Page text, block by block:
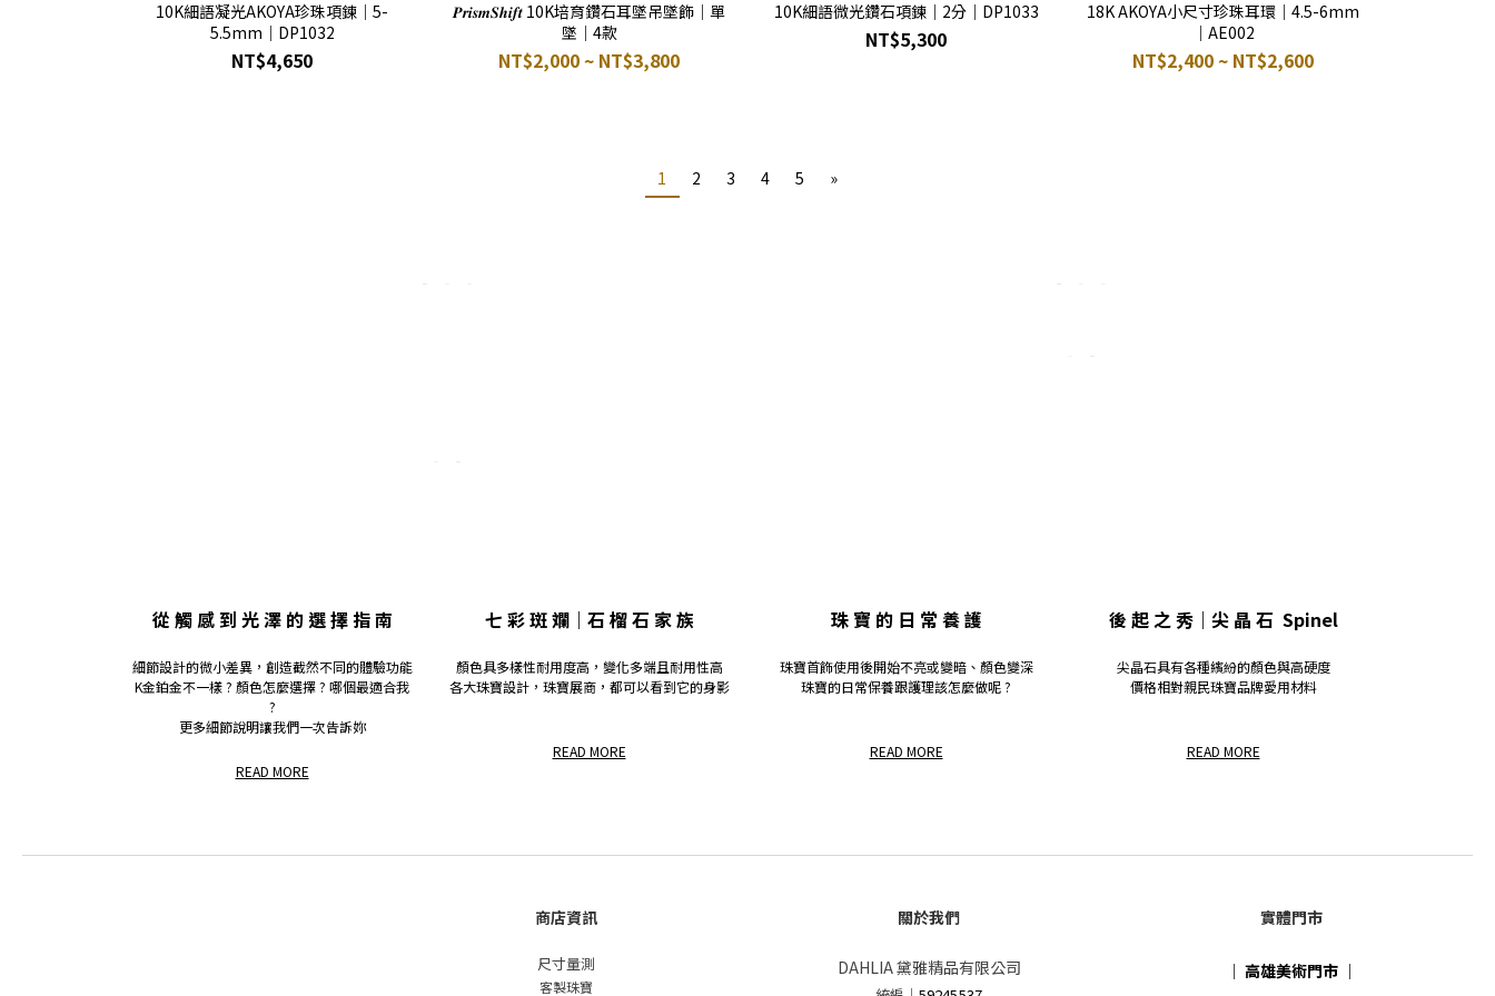
10K細語凝光AKOYA珍珠項鍊｜5-
5.5mm｜DP1032
NT$4,650
𝑷𝒓𝒊𝒔𝒎𝑺𝒉𝒊𝒇𝒕 10K培育鑽石耳墜吊墜飾｜單
墜｜4款
NT$2,000 ~ NT$3,800
10K細語微光鑽石項鍊｜2分｜DP1033
NT$5,300
18K AKOYA小尺寸珍珠耳環｜4.5-6mm
｜AE002
NT$2,400 ~ NT$2,600
1 2 3 4 5 »
從 觸 感 到 光 澤 的 選 擇 指 南
細節設計的微小差異，創造截然不同的體驗功能
K金鉑金不一樣 ? 顏色怎麼選擇 ? 哪個最適合我
?
更多細節說明讓我們一次告訴妳
READ MORE
七 彩 斑 斕｜石 榴 石 家 族
顏色具多樣性耐用度高，變化多端且耐用性高
各大珠寶設計，珠寶展商，都可以看到它的身影
READ MORE
珠 寶 的 日 常 養 護
珠寶首飾使用後開始不亮或變暗、顏色變深
珠寶的日常保養跟護理該怎麼做呢 ?
READ MORE
後 起 之 秀｜尖 晶 石 Spinel
尖晶石具有各種繽紛的顏色與高硬度
價格相對親民珠寶品牌愛用材料
READ MORE
商店資訊
尺寸量測
客製珠寶
關於我們
DAHLIA 黛雅精品有限公司
實體門市
｜ 高雄美術門市 ｜